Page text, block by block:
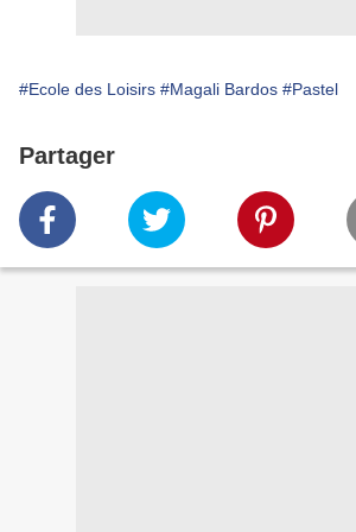
#Ecole des Loisirs #Magali Bardos #Pastel
Partager